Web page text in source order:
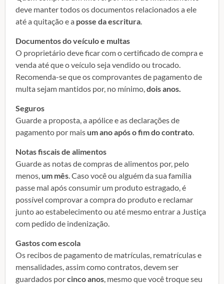
deve manter todos os documentos relacionados a ele
até a quitação e a posse da escritura.
Documentos do veículo e multas
O proprietário deve ficar com o certificado de compra e
venda até que o veículo seja vendido ou trocado.
Recomenda-se que os comprovantes de pagamento de
multa sejam mantidos por, no mínimo,dois anos.
Seguros
Guarde a proposta, a apólice e as declarações de
pagamento por mais um ano após o fim do contrato.
Notas fiscais de alimentos
Guarde as notas de compras de alimentos por, pelo
menos, um mês. Caso você ou alguém da sua família
passe mal após consumir um produto estragado, é
possível comprovar a compra do produto e reclamar
junto ao estabelecimento ou até mesmo entrar a Justiça
com pedido de indenização.
Gastos com escola
Os recibos de pagamento de matrículas, rematrículas e
mensalidades, assim como contratos, devem ser
guardados porcinco anos, mesmo que você troque seu